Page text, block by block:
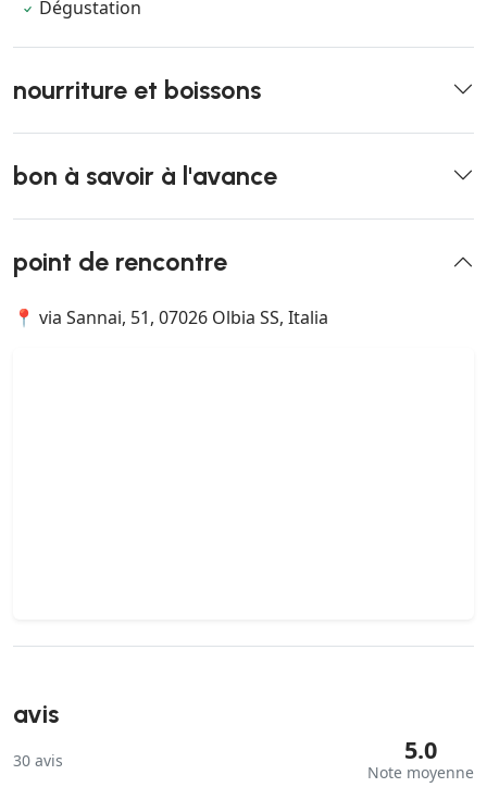
Dégustation
nourriture et boissons
bon à savoir à l'avance
point de rencontre
📍 via Sannai, 51, 07026 Olbia SS, Italia
avis
30 avis 5.0
Note moyenne